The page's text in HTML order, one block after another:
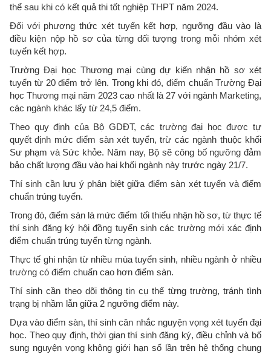
thể sau khi có kết quả thi tốt nghiệp THPT năm 2024.
Đối với phương thức xét tuyển kết hợp, ngưỡng đầu vào là
điều kiện nộp hồ sơ của từng đối tượng trong mỗi nhóm xét
tuyển kết hợp.
Trường Đại học Thương mại cùng dự kiến nhận hồ sơ xét
tuyển từ 20 điểm trở lên. Trong khi đó, điểm chuẩn Trường Đại
học Thương mại năm 2023 cao nhất là 27 với ngành Marketing,
các ngành khác lấy từ 24,5 điểm.
Theo quy định của Bộ GDĐT, các trường đại học được tự
quyết định mức điểm sàn xét tuyển, trừ các ngành thuộc khối
Sư phạm và Sức khỏe. Năm nay, Bộ sẽ công bố ngưỡng đảm
bảo chất lượng đầu vào hai khối ngành này trước ngày 21/7.
Thí sinh cần lưu ý phân biệt giữa điểm sàn xét tuyển và điểm
chuẩn trúng tuyển.
Trong đó, điểm sàn là mức điểm tối thiểu nhận hồ sơ, từ thực tế
thí sinh đăng ký hội đồng tuyển sinh các trường mới xác định
điểm chuẩn trúng tuyển từng ngành.
Thực tế ghi nhận từ nhiều mùa tuyển sinh, nhiều ngành ở nhiều
trường có điểm chuẩn cao hơn điểm sàn.
Thí sinh cần theo dõi thông tin cụ thể từng trường, tránh tình
trạng bị nhầm lẫn giữa 2 ngưỡng điểm này.
Dựa vào điểm sàn, thí sinh cân nhắc nguyện vọng xét tuyển đại
học. Theo quy định, thời gian thí sinh đăng ký, điều chỉnh và bố
sung nguyện vọng không giới hạn số lần trên hệ thống chung